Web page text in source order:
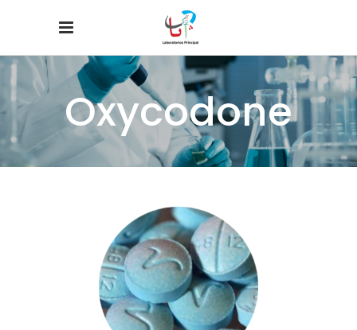
Oxycodone